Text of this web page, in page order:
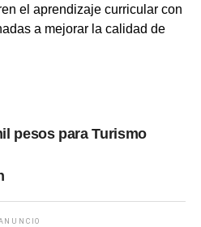
el aprendizaje curricular con
a mejorar la calidad de
pesos para Turismo